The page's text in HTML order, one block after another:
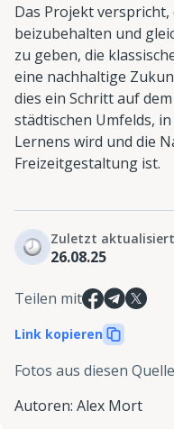
Das Projekt
beizubehalten und
zu geben, die
eine nachhaltige
dies ein Schritt auf
städtischen Umfelds,
Lernens wird und die
Freizeitgestaltung ist.
Zuletzt aktualisiert
26.08.25
Teilen mit
Link kopieren
Fotos aus diesen
Autoren: Alex Mort